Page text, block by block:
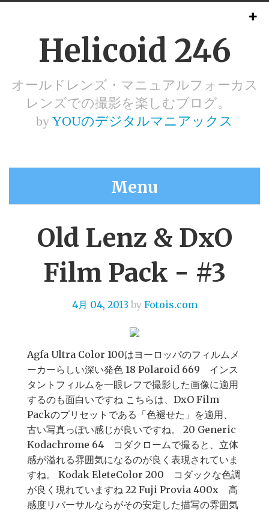
Helicoid 246
オールドレンズ・マニュアルフォーカス
レンズでの撮影を楽しむブログ。
by YOUのデジタルマニアックス
Menu
Old Lenz & DxO
Film Pack - #3
4月 04, 2013 by Fotois.com
Agfa Ultra Color 100はヨーロッパのフィルムメ
ーカーらしい深い発色 18 Polaroid 669 インス
タントフィルムを一眼レフで撮影した画像に適用
するのも面白いですね こちらは、DxO Film
Packのプリセットである「色褪せた」を適用、
古い写真っぽい感じが良いですね。 20 Generic
Kodachrome 64 コダクロームで撮ると、立体
感が溢れる雰囲気になるのが良く表現されていま
すね。 Kodak EleteColor 200 コダックな色調
が良く現れていますね 22 Fuji Provia 400x 高
感度リバーサルならがその安定した描写の雰囲気